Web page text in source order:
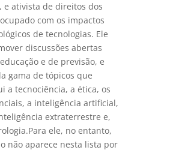
e ativista de direitos dos
com os impactos
de tecnologias. Ele
discussões abertas
e de previsão, e
gama de tópicos que
a tecnociência, a ética, os
a inteligência artificial,
extraterrestre e,
ele, no entanto,
não aparece nesta lista por